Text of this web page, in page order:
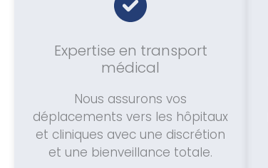
Expertise en transport
médical
Nous assurons vos
déplacements vers les hôpitaux
et cliniques avec une discrétion
et une bienveillance totale.